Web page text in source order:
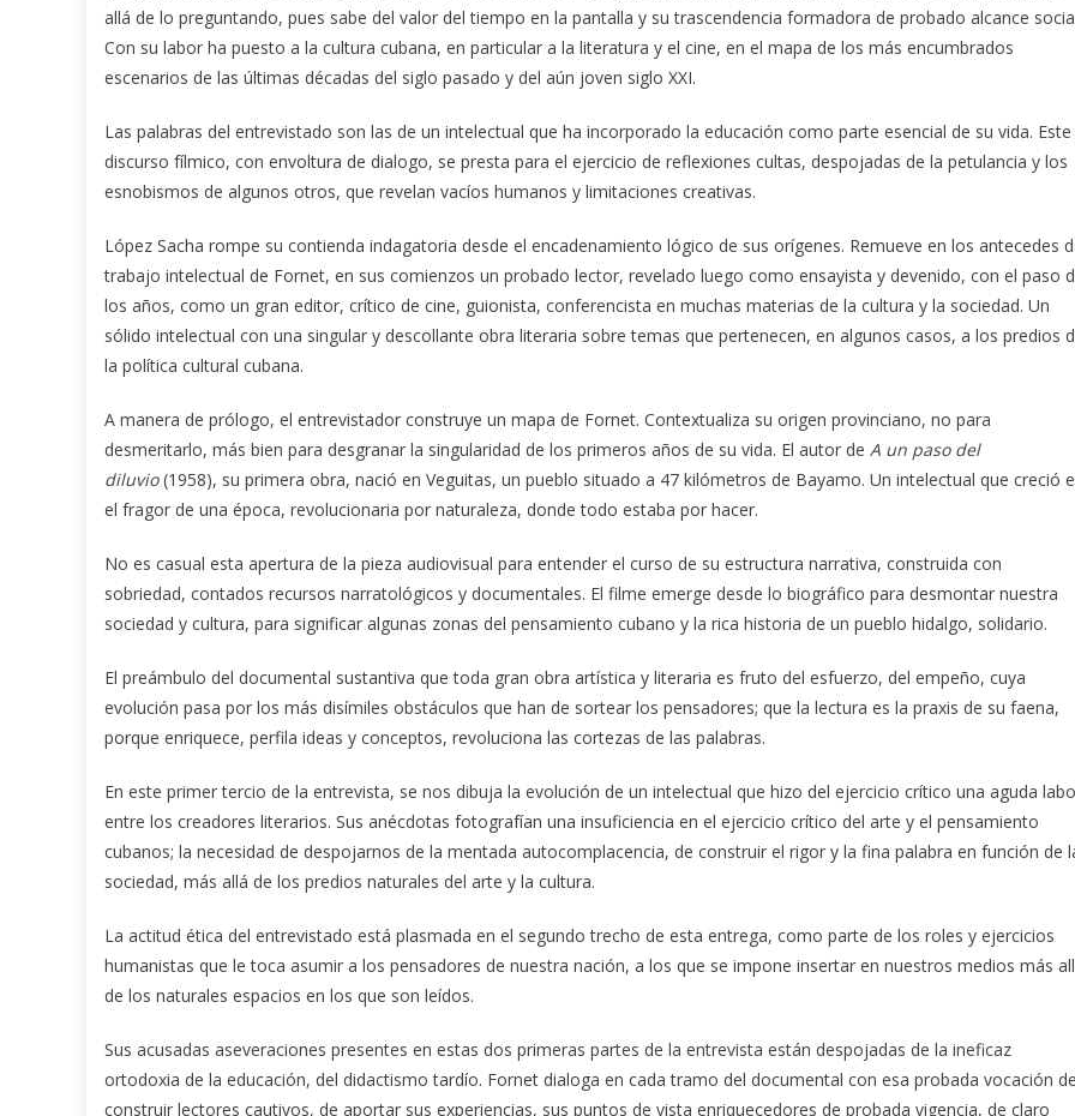
allá de lo preguntando, pues sabe del valor del tiempo en la pantalla y su trascendencia formadora de probado alcance
Con su labor ha puesto a la cultura cubana, en particular a la literatura y el cine, en el mapa de los más encumbrados
escenarios de las últimas décadas del siglo pasado y del aún joven siglo XXI.
Las palabras del entrevistado son las de un intelectual que ha incorporado la educación como parte esencial de su vida. Este
discurso fílmico, con envoltura de dialogo, se presta para el ejercicio de reflexiones cultas, despojadas de la petulancia y los
esnobismos de algunos otros, que revelan vacíos humanos y limitaciones creativas.
López Sacha rompe su contienda indagatoria desde el encadenamiento lógico de sus orígenes. Remueve en los antecedes
trabajo intelectual de Fornet, en sus comienzos un probado lector, revelado luego como ensayista y devenido, con el paso
los años, como un gran editor, crítico de cine, guionista, conferencista en muchas materias de la cultura y la sociedad. Un
sólido intelectual con una singular y descollante obra literaria sobre temas que pertenecen, en algunos casos, a los predios
la política cultural cubana.
A manera de prólogo, el entrevistador construye un mapa de Fornet. Contextualiza su origen provinciano, no para
desmeritarlo, más bien para desgranar la singularidad de los primeros años de su vida. El autor de A un paso del
diluvio(1958), su primera obra, nació en Veguitas, un pueblo situado a 47 kilómetros de Bayamo. Un intelectual que creció
el fragor de una época, revolucionaria por naturaleza, donde todo estaba por hacer.
No es casual esta apertura de la pieza audiovisual para entender el curso de su estructura narrativa, construida con
sobriedad, contados recursos narratológicos y documentales. El filme emerge desde lo biográfico para desmontar nuestra
sociedad y cultura, para significar algunas zonas del pensamiento cubano y la rica historia de un pueblo hidalgo, solidario.
El preámbulo del documental sustantiva que toda gran obra artística y literaria es fruto del esfuerzo, del empeño, cuya
evolución pasa por los más disímiles obstáculos que han de sortear los pensadores; que la lectura es la praxis de su faena,
porque enriquece, perfila ideas y conceptos, revoluciona las cortezas de las palabras.
En este primer tercio de la entrevista, se nos dibuja la evolución de un intelectual que hizo del ejercicio crítico una aguda
entre los creadores literarios. Sus anécdotas fotografían una insuficiencia en el ejercicio crítico del arte y el pensamiento
cubanos; la necesidad de despojarnos de la mentada autocomplacencia, de construir el rigor y la fina palabra en función de
sociedad, más allá de los predios naturales del arte y la cultura.
La actitud ética del entrevistado está plasmada en el segundo trecho de esta entrega, como parte de los roles y ejercicios
humanistas que le toca asumir a los pensadores de nuestra nación, a los que se impone insertar en nuestros medios más
de los naturales espacios en los que son leídos.
Sus acusadas aseveraciones presentes en estas dos primeras partes de la entrevista están despojadas de la ineficaz
ortodoxia de la educación, del didactismo tardío. Fornet dialoga en cada tramo del documental con esa probada vocación
construir lectores cautivos, de aportar sus experiencias, sus puntos de vista enriquecedores de probada vigencia, de claro